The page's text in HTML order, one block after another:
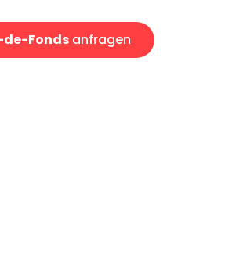
de-Fonds anfragen